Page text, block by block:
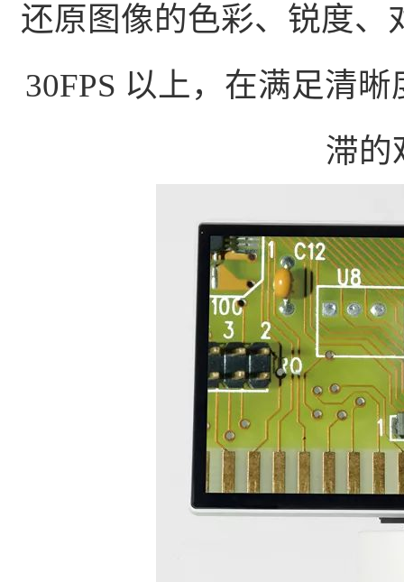
还原图像的色彩、锐度、
30FPS 以上，在满足清
滞的